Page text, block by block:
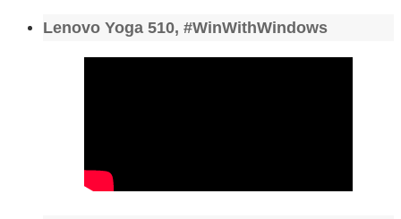
Lenovo Yoga 510, #WinWithWindows